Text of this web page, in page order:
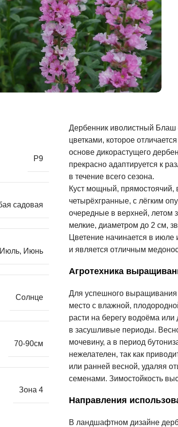
Р9
садовая
Июль, Июнь
Солнце
70-90см
Зона 4
Дербенник иволистный Блаш
цветками, которое
основе дикорастущего
прекрасно адаптируется к
в течение всего сезона.
Куст мощный, прямостоячий,
четырёхгранные, с лёгким
очередные в верхней, летом
мелкие, диаметром до 2 см,
Цветение начинается в июле
и является отличным
Агротехника
Для успешного выращивания
место с влажной,
расти на берегу водоёма
в засушливые периоды.
мочевину, а в период
нежелателен, так как
или ранней весной, удаляя
семенами. Зимостойкость
Направления
В ландшафтном дизайне